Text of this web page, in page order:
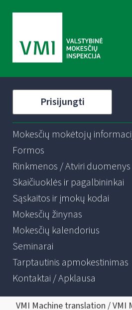
Prisijungti
Mokesčių mokėtojų
Formos
Rinkmenos / Atviri duomenys
Skaičiuoklės ir pagalbininkai
Sąskaitos ir įmokų kodai
Mokesčių žinynas
Mokesčių kalendorius
Seminarai
Tarptautinis apmokestinimas
Kontaktai / Apklausa
VMI Machine translation /